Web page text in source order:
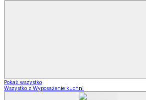
Pokaż wszystko
Wszystko z Wyposażenie kuchni